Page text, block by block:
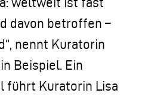
davon betroffen –
nennt Kuratorin
Beispiel. Ein
führt Kuratorin Lisa